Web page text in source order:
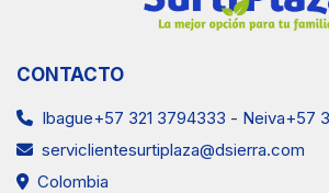
CONTACTO
Ibague+57 321 3794333 - Neiva+57
serviclientesurtiplaza@dsierra.com
Colombia